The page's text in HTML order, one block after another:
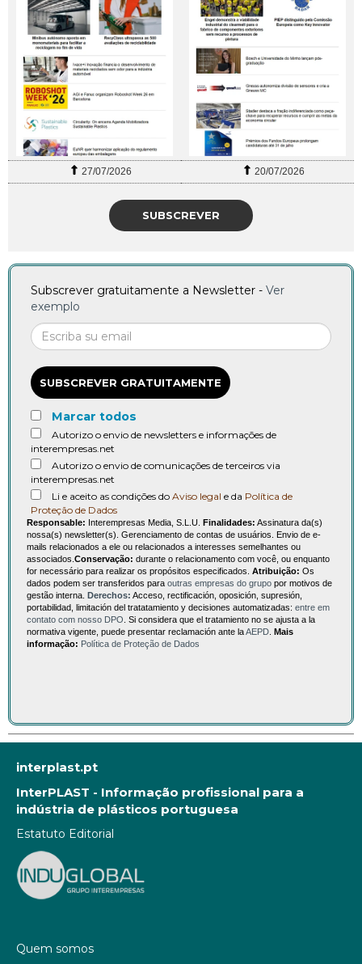
27/07/2026 20/07/2026
SUBSCREVER
Subscrever gratuitamente a Newsletter - Ver
exemplo
SUBSCREVER GRATUITAMENTE
Marcar todos
Autorizo o envio de newsletters e informações de
interempresas.net
Autorizo o envio de comunicações de terceiros via
interempresas.net
Li e aceito as condições do Aviso legal e da Política de
Proteção de Dados
Responsable: Interempresas Media, S.L.U. Finalidades: Assinatura da(s)
nossa(s) newsletter(s). Gerenciamento de contas de usuários. Envio de e-
mails relacionados a ele ou relacionados a interesses semelhantes ou
associados. Conservação: durante o relacionamento com você, ou enquanto
for necessário para realizar os propósitos especificados. Atribuição: Os
dados podem ser transferidos para outras empresas do grupo por motivos de
gestão interna. Derechos: Acceso, rectificación, oposición, supresión,
portabilidad, limitación del tratatamiento y decisiones automatizadas: entre em
contato com nosso DPO . Si considera que el tratamiento no se ajusta a la
normativa vigente, puede presentar reclamación ante laAEPD Mais
informação: Política de Proteção de Dados
interplast.pt
InterPLAST - Informação profissional para a
indústria de plásticos portuguesa
Estatuto Editorial
Quem somos